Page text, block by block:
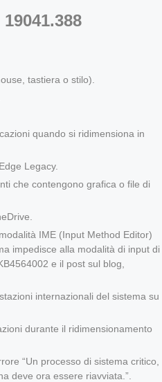
tastiera o stilo).
quando si ridimensiona in
Legacy.
che contengono grafica o file di
IME (Input Method Editor)
impedisce alla modalità di input di
e il post sul blog,
internazionali del sistema su
durante il ridimensionamento
“Un processo di sistema critico,
deve ora essere riavviata.”.